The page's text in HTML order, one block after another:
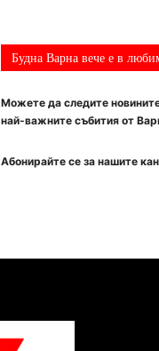
Будна Варна вече е в
Можете да следите
най-важните събития от
Абонирайте се за нашите